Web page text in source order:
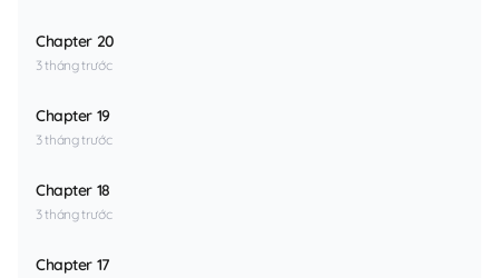
Chapter 20
3 tháng trước
Chapter 19
3 tháng trước
Chapter 18
3 tháng trước
Chapter 17